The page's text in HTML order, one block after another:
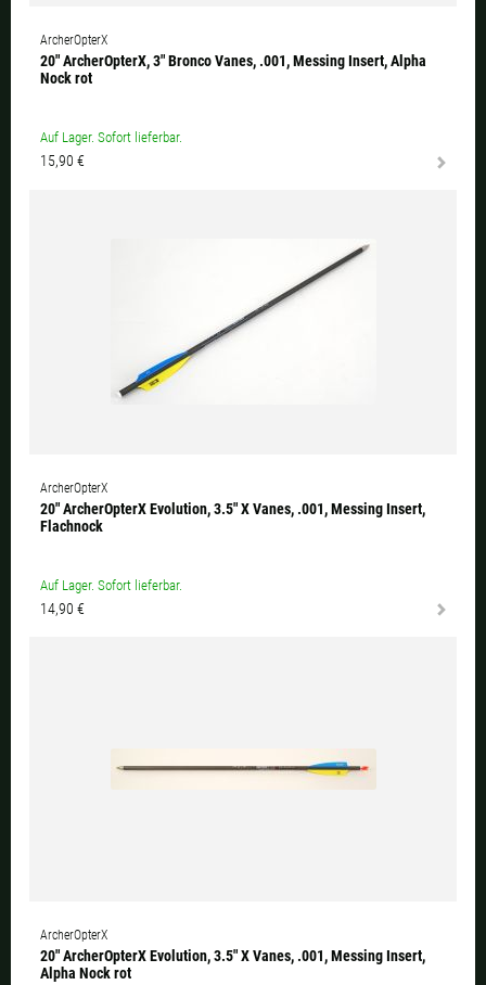
ArcherOpterX
20" ArcherOpterX, 3" Bronco Vanes, .001, Messing Insert, Alpha
Nock rot
Auf Lager. Sofort lieferbar.
15,90 €
ArcherOpterX
20" ArcherOpterX Evolution, 3.5" X Vanes, .001, Messing Insert,
Flachnock
Auf Lager. Sofort lieferbar.
14,90 €
ArcherOpterX
20" ArcherOpterX Evolution, 3.5" X Vanes, .001, Messing Insert,
Alpha Nock rot